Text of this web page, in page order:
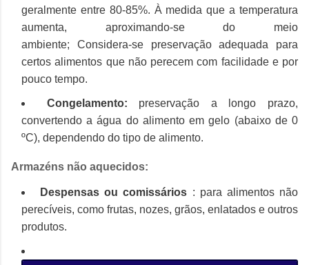
geralmente entre 80-85%. À medida que a temperatura
aumenta, aproximando-se do meio
ambiente; Considera-se preservação adequada para
certos alimentos que não perecem com facilidade e por
pouco tempo.
Congelamento: preservação a longo prazo,
convertendo a água do alimento em gelo (abaixo de 0
ºC), dependendo do tipo de alimento.
Armazéns não aquecidos:
Despensas ou comissários : para alimentos não
perecíveis, como frutas, nozes, grãos, enlatados e outros
produtos.